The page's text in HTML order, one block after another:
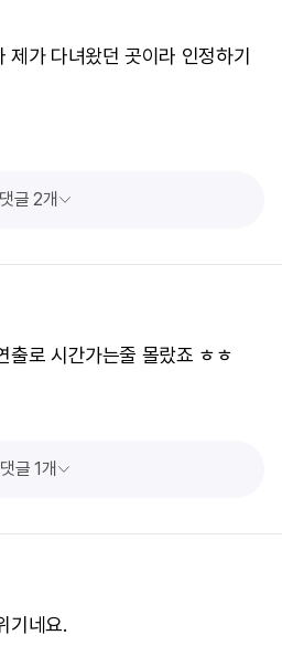
가 다녀왔던 곳이라 인정하기
댓글 2개
출로 시간가는줄 몰랐죠 ㅎㅎ
댓글 1개
기네요.